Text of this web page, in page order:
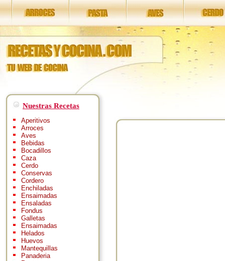
Nuestras Recetas
Aperitivos
Arroces
Aves
Bebidas
Bocadillos
Caza
Cerdo
Conservas
Cordero
Enchiladas
Ensaimadas
Ensaladas
Fondus
Galletas
Ensaimadas
Helados
Huevos
Mantequillas
Panaderia